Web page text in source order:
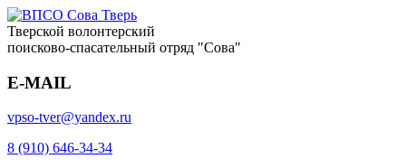
Тверской волонтерский
поисково-спасательный отряд "Сова"
E-MAIL
vpso-tver@yandex.ru
8 (910) 646-34-34